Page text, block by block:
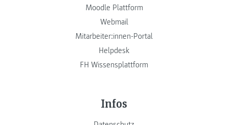
Moodle Plattform
Webmail
Mitarbeiter:innen-Portal
Helpdesk
FH Wissensplattform
Infos